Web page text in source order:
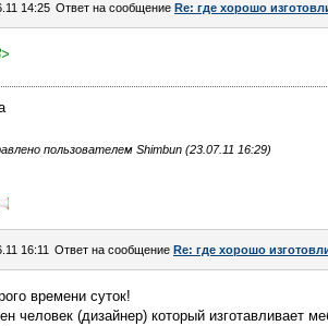
14:25 Ответ на сообщение Re: где хорошо
пользователем Shimbun (23.07.11 16:29)
16:11 Ответ на сообщение Re: где хорошо
времени суток!
человек (дизайнер) который изготавливает